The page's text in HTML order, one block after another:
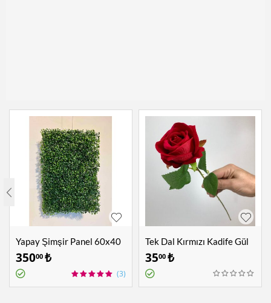
Yapay Şimşir Panel 60x40
cm
35000 ₺
(3)
Tek Dal Kırmızı Kadife Gül
3500 ₺